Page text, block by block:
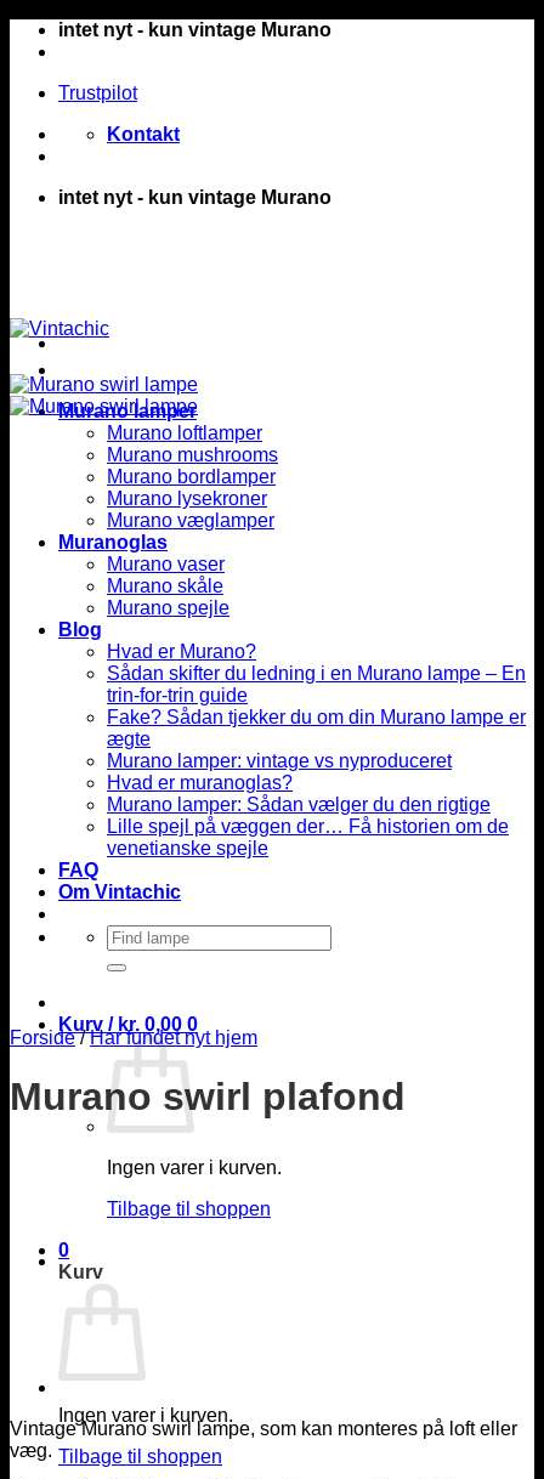
Fortsætintet nyt - kun vintage Murano
Trustpilot
Kontakt
intet nyt - kun vintage Murano
Murano lamper
Murano loftlamper
Murano mushrooms
Murano bordlamper
Murano lysekroner
Murano væglamper
Muranoglas
Murano vaser
Murano skåle
Murano spejle
Blog
Hvad er Murano?
Sådan skifter du ledning i en Murano lampe – En
trin-for-trin guide
Fake? Sådan tjekker du om din Murano lampe er
ægte
Murano lamper: vintage vs nyproduceret
Hvad er muranoglas?
Murano lamper: Sådan vælger du den rigtige
Lille spejl på væggen der… Få historien om de
venetianske spejle
FAQ
Om Vintachic
Søg
efter:
Kurv / kr. 0,00 0
Ingen varer i kurven.
Tilbage til shoppen
0
Kurv
Ingen varer i kurven.
Tilbage til shoppen
Forside / Har fundet nyt hjem
Murano swirl plafond
Vintage Murano swirl lampe, som kan monteres på loft eller
væg.